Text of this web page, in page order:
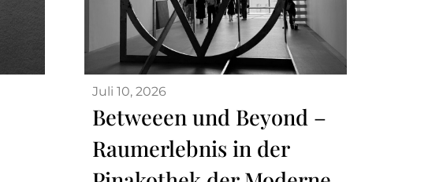
Juli 10, 2026
Betweeen und Beyond –
Raumerlebnis in der